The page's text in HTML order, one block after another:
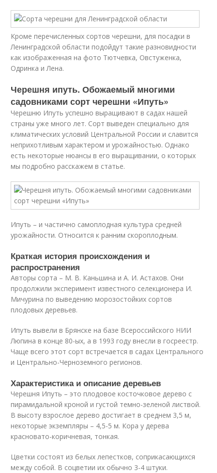
Кроме перечисленных сортов черешни, для посадки в
Ленинградской области подойдут такие разновидности
как изображенная на фото Тютчевка, Овстуженка,
Одринка и Лена.
Черешня ипуть. Обожаемый многими
садовниками сорт черешни «Ипуть»
Черешню Ипуть успешно выращивают в садах нашей
страны уже много лет. Сорт выведен специально для
климатических условий Центральной России и славится
неприхотливым характером и урожайностью. Однако
есть некоторые нюансы в его выращивании, о которых
мы подробно расскажем в статье.
Ипуть – и частично самоплодная культура средней
урожайности. Относится к ранним скороплодным.
Краткая история происхождения и
распространения
Авторы сорта – М. В. Каньшина и А. И. Астахов. Они
продолжили эксперимент известного селекционера И.
Мичурина по выведению морозостойких сортов
плодовых деревьев.
Ипуть вывели в Брянске на базе Всероссийского НИИ
Люпина в конце 80-ых, а в 1993 году внесли в госреестр.
Чаще всего этот сорт встречается в садах Центрального
и Центрально-Черноземного регионов.
Характеристика и описание деревьев
Черешня Ипуть – это плодовое косточковое дерево с
пирамидальной кроной и густой темно-зеленой листвой.
В высоту взрослое дерево достигает в среднем 3,5 м,
некоторые экземпляры – 4,5-5 м. Кора у дерева
красновато-коричневая, тонкая.
Цветки состоят из белых лепестков, соприкасающихся
между собой. В соцветии их обычно 3-4 штуки.